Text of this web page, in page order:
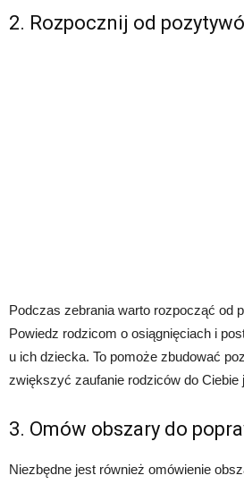
2. Rozpocznij od
Podczas zebrania warto rozpocząć od
Powiedz rodzicom o osiągnięciach i
u ich dziecka. To pomoże zbudować
zwiększyć zaufanie rodziców do Ciebie
3. Omów obszary do
Niezbędne jest również omówienie